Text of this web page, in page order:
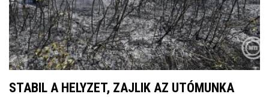
STABIL A HELYZET, ZAJLIK AZ UTÓMUNKA